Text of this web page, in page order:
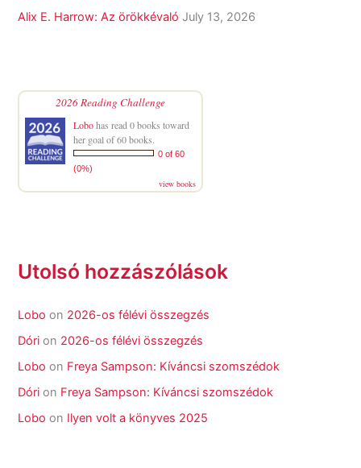
Alix E. Harrow: Az örökkévaló July 13, 2026
2026 Reading Challenge
Lobohas read 0 books toward
her goal of 60 books.
0 of 60
(0%)
view books
Utolsó hozzászólások
Lobo on 2026-os félévi összegzés
Dóri on 2026-os félévi összegzés
Lobo on Freya Sampson: Kíváncsi szomszédok
Dóri on Freya Sampson: Kíváncsi szomszédok
Lobo on Ilyen volt a könyves 2025